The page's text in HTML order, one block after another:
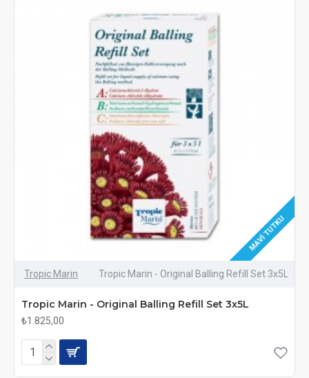
MAVI TUTKU
Tropic Marin Tropic Marin - Original Balling Refill Set 3x5L
Tropic Marin - Original Balling Refill Set 3x5L
₺1.825,00